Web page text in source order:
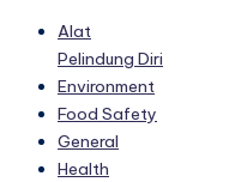
Alat
Pelindung Diri
Environment
Food Safety
General
Health